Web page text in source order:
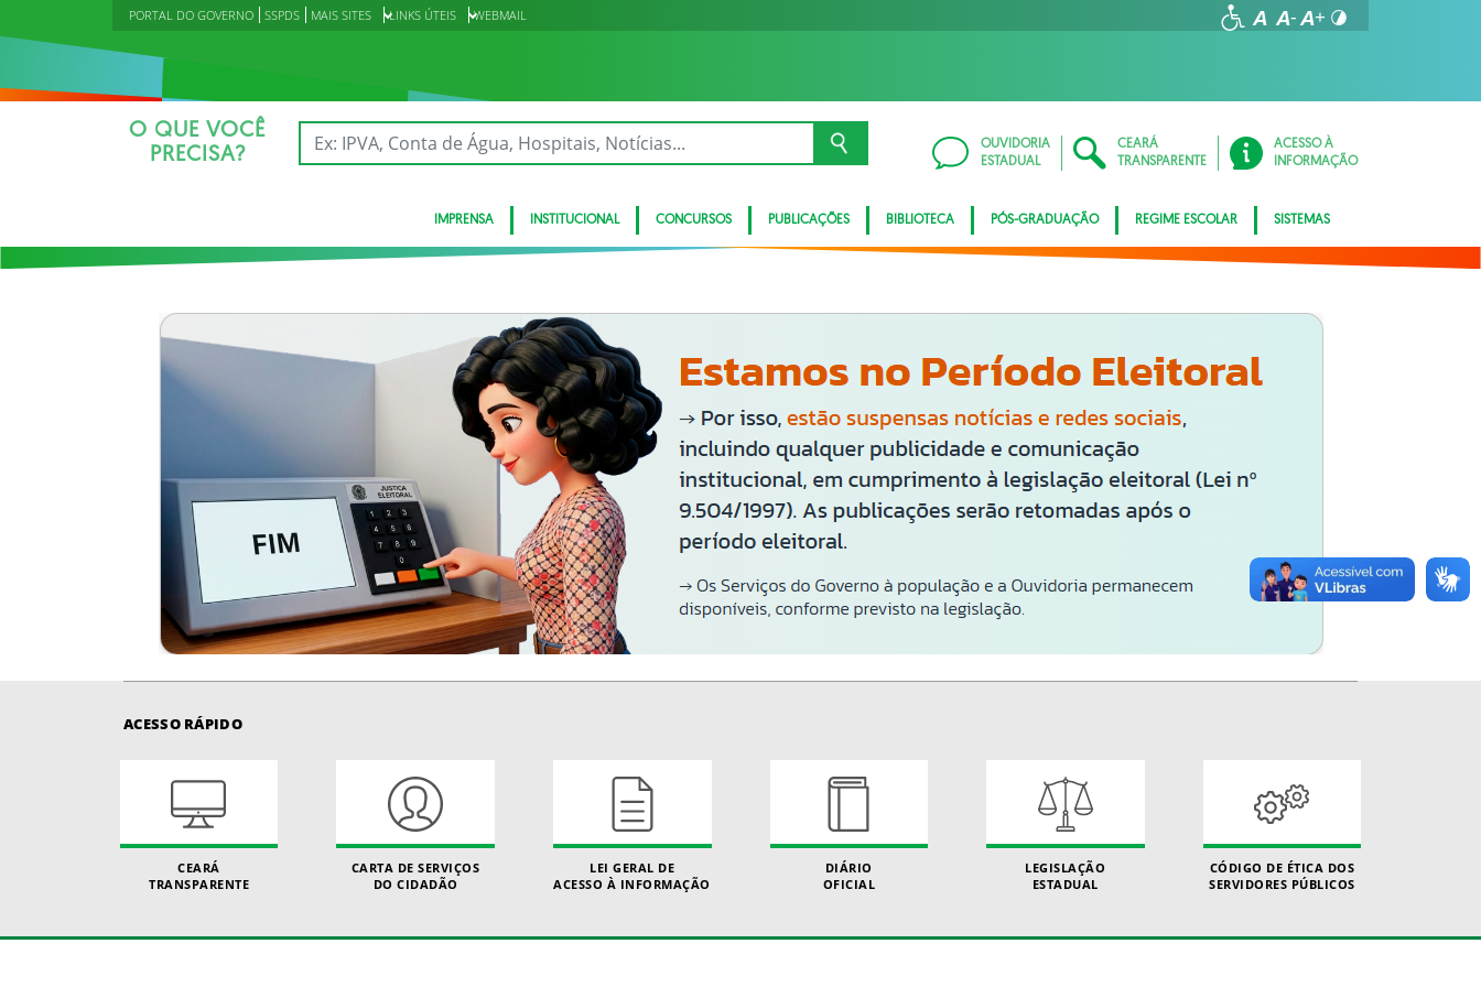
PORTAL DO GOVERNO SSPDS MAIS SITES LINKS ÚTEIS WEBMAIL
O QUE VOCÊ
PRECISA?
OUVIDORIA
ESTADUAL
CEARÁ
TRANSPARENTE
ACESSO À
INFORMAÇÃO
IMPRENSA INSTITUCIONAL CONCURSOS PUBLICAÇÕES BIBLIOTECA PÓS-GRADUAÇÃO REGIME ESCOLAR SISTEMAS
ACESSO RÁPIDO
CEARÁ
TRANSPARENTE
CARTA DE SERVIÇOS
DO CIDADÃO
LEI GERAL DE
ACESSO À INFORMAÇÃO
DIÁRIO
OFICIAL
LEGISLAÇÃO
ESTADUAL
CÓDIGO DE ÉTICA DOS
SERVIDORES PÚBLICOS